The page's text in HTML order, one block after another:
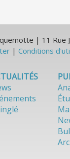
| 11 Rue
| Conditions